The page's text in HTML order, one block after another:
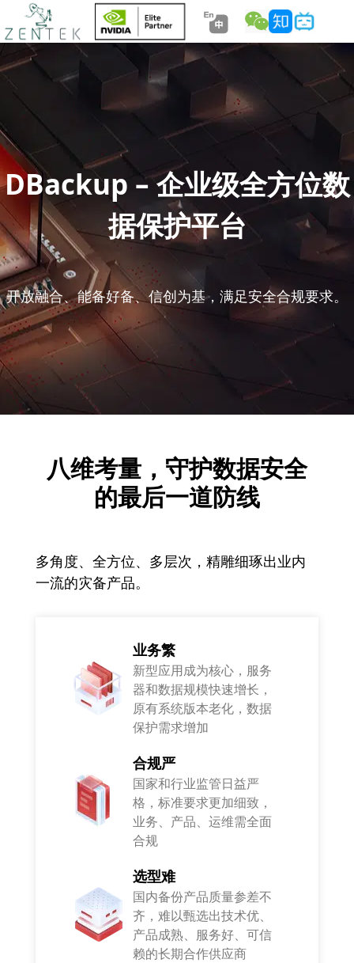
DBackup – 企业级全方位数
据保护平台
开放融合、能备好备、信创为基，满足安全合规要求。
八维考量，守护数据安全
的最后一道防线
多角度、全方位、多层次，精雕细琢出业内
一流的灾备产品。
业务繁
新型应用成为核心，服务
器和数据规模快速增长，
原有系统版本老化，数据
保护需求增加
合规严
国家和行业监管日益严
格，标准要求更加细致，
业务、产品、运维需全面
合规
选型难
国内备份产品质量参差不
齐，难以甄选出技术优、
产品成熟、服务好、可信
赖的长期合作供应商